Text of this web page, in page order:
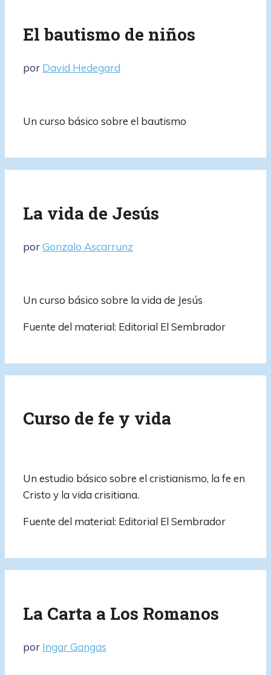
El bautismo de niños
por David Hedegard
Un curso básico sobre el bautismo
La vida de Jesús
porGonzalo Ascarrunz
Un curso básico sobre la vida de Jesús
Fuente del material: Editorial El Sembrador
Curso de fe y vida
Un estudio básico sobre el cristianismo, la fe en
Cristo y la vida crisitiana.
Fuente del material: Editorial El Sembrador
La Carta a Los Romanos
por Ingar Gangas